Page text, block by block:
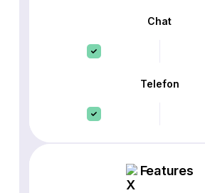
Chat
Telefon
Features